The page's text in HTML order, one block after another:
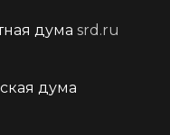
дума srd.ru
дума